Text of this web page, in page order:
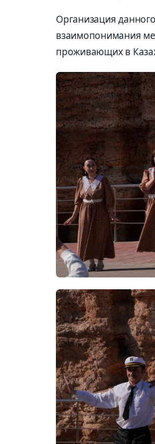
Организация
взаимопонимания
проживающих в